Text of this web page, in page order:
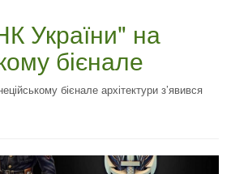
України" на
бієнале
бієнале архітектури з’явився